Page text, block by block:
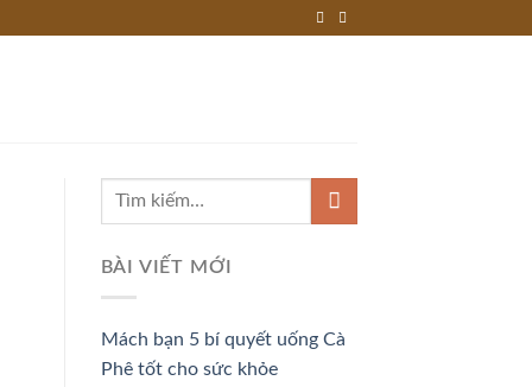
BÀI VIẾT MỚI
Mách bạn 5 bí quyết uống Cà
Phê tốt cho sức khỏe